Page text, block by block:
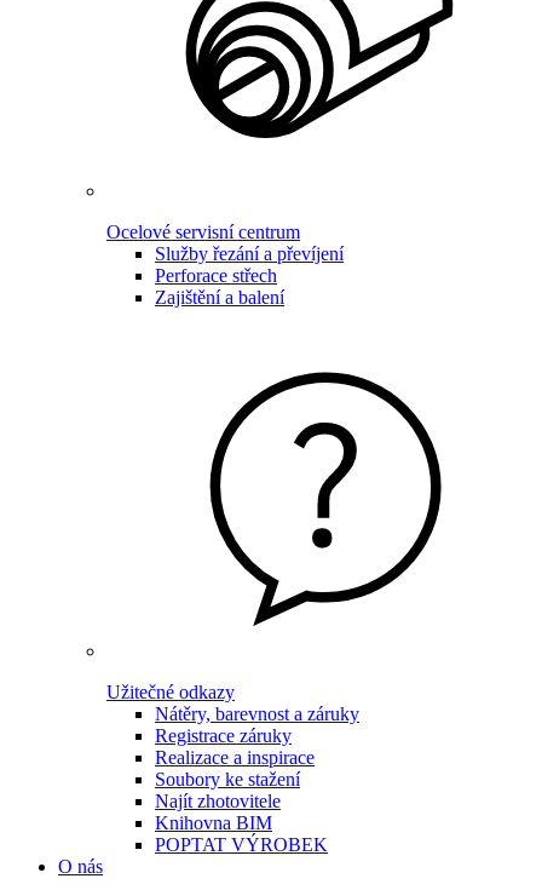
Ocelové servisní centrum
Služby řezání a převíjení
Perforace střech
Zajištění a balení
Užitečné odkazy
Nátěry, barevnost a záruky
Registrace záruky
Realizace a inspirace
Soubory ke stažení
Najít zhotovitele
Knihovna BIM
POPTAT VÝROBEK
O nás